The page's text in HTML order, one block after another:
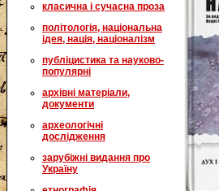
класична і сучасна проза
політологія, національна
ідея, нація, націоналізм
публіцистика та науково-
популярні
архівні матеріали,
документи
археологічні
дослідження
зарубіжні видання про
Україну